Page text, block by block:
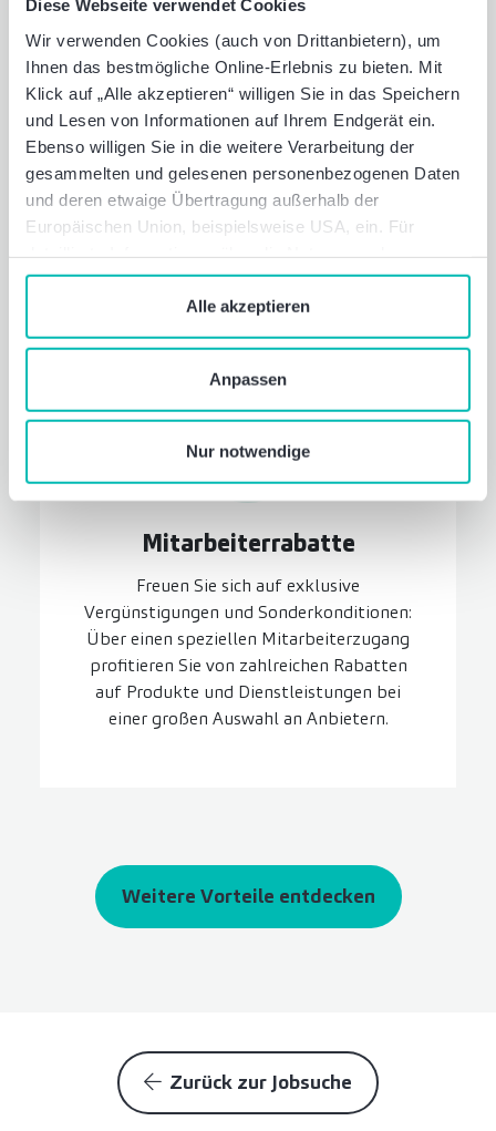
Diese Webseite verwendet Cookies
Wir verwenden Cookies (auch von Drittanbietern), um
Ihnen das bestmögliche Online-Erlebnis zu bieten. Mit
Klick auf „Alle akzeptieren“ willigen Sie in das Speichern
und Lesen von Informationen auf Ihrem Endgerät ein.
Ebenso willigen Sie in die weitere Verarbeitung der
gesammelten und gelesenen personenbezogenen Daten
und deren etwaige Übertragung außerhalb der
Europäischen Union, beispielsweise USA, ein. Für
Verwaltung von Cookies klicken Sie auf „Details“. Mit
dem Klick auf „Cookies verbieten“ lehnen Sie die
Verwendung von zustimmungspflichtigen Cookies ab. Sie
, wenn Sie unsere Webseite
nutzen.
Alle akzeptieren
Anpassen
Nur notwendige
Wir unterstützen Sie und Ihre Familie in
allen Lebenslagen. Ob bei der
Kinderbetreuung, bei der Pflege von
Angehörigen oder bei psychischen
Belastungen - unser Familienservice steht
Ihnen mit umfangreichen Beratungs- und
Vermittlungsleistungen zur Seite.
Mitarbeiter­rabatte
Freuen Sie sich auf exklusive
Vergünstigungen und Sonderkonditionen:
Über einen speziellen Mitarbeiterzugang
profitieren Sie von zahlreichen Rabatten
auf Produkte und Dienstleistungen bei
einer großen Auswahl an Anbietern.
Weitere Vorteile entdecken
Zurück zur Jobsuche